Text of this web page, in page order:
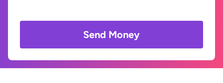
Send Money